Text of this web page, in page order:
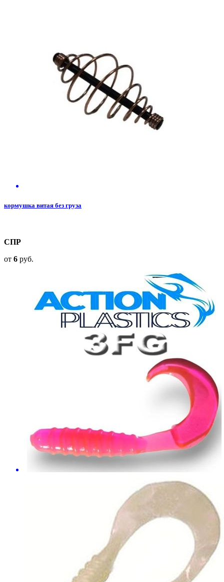
кормушка витая без груза
СПР
от 6 руб.